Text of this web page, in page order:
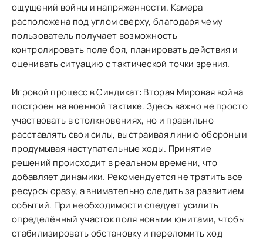
ощущений войны и напряженности. Камера
расположена под углом сверху, благодаря чему
пользователь получает возможность
контролировать поле боя, планировать действия и
оценивать ситуацию с тактической точки зрения.
Игровой процесс в Синдикат: Вторая Мировая война
построен на военной тактике. Здесь важно не просто
участвовать в столкновениях, но и правильно
расставлять свои силы, выстраивая линию обороны и
продумывая наступательные ходы. Принятие
решений происходит в реальном времени, что
добавляет динамики. Рекомендуется не тратить все
ресурсы сразу, а внимательно следить за развитием
событий. При необходимости следует усилить
определённый участок поля новыми юнитами, чтобы
стабилизировать обстановку и переломить ход